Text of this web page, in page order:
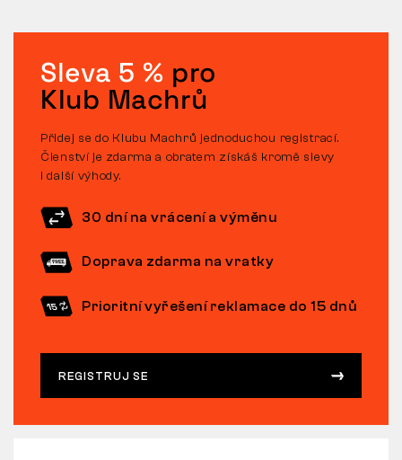
Sleva 5 % pro
Klub Machrů
Přidej se do Klubu Machrů jednoduchou registrací.
Členství je zdarma a obratem získáš kromě slevy
i další výhody.
30 dní na vrácení a výměnu
Doprava zdarma na vratky
Prioritní vyřešení reklamace do 15 dnů
REGISTRUJ SE